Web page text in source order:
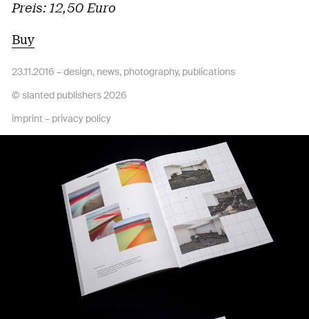
Preis: 12,50 Euro
Buy
23.11.2016 –design, news, photography, publications
© slanted publishers 2026
imprint – privacy policy